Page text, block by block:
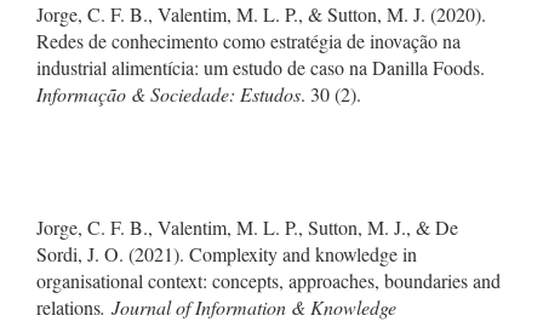
Jorge, C. F. B., Valentim, M. L. P., & Sutton, M. J. (2020).
Redes de conhecimento como estratégia de inovação na
industrial alimentícia: um estudo de caso na Danilla Foods.
Informação & Sociedade: Estudos. 30 (2).
Jorge, C. F. B., Valentim, M. L. P., Sutton, M. J., & De
Sordi, J. O. (2021). Complexity and knowledge in
organisational context: concepts, approaches, boundaries and
relations. Journal of Information & Knowledge